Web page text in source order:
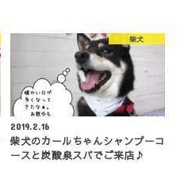
柴犬
2019.2.16
柴犬のカールちゃんシャンプーコ
ースと炭酸泉スパでご来店♪